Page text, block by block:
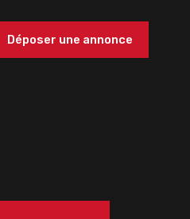
Déposer une annonce